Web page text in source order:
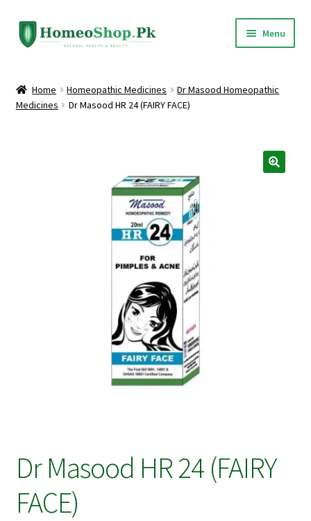
Skip
to
Skip
to
Menu
Shop All
child
menu
Home Homeopathic Medicines
Dr Masood Homeopathic
Medicines
Dr Masood HR 24 (FAIRY FACE)
Dr Masood HR 24 (FAIRY
FACE)